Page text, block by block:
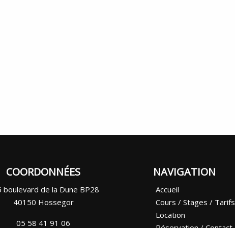
COORDONNÉES
boulevard de la Dune BP28
40150 Hossegor
05 58 41 91 06
NAVIGATION
Accueil
Cours / Stages / Tarifs
Location